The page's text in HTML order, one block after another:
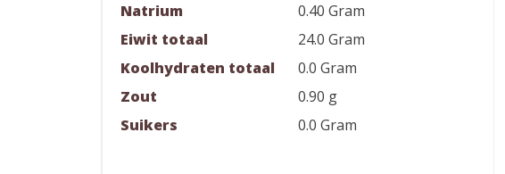
Natrium
0.40 Gram
Eiwit totaal
24.0 Gram
Koolhydraten totaal
0.0 Gram
Zout
0.90 g
Suikers
0.0 Gram